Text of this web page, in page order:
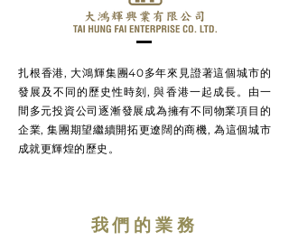
扎根香港, 大鴻輝集團40多年來見證著這個城市的
發展及不同的歷史性時刻, 與香港一起成長。由一
間多元投資公司逐漸發展成為擁有不同物業項目的
企業, 集團期望繼續開拓更遼闊的商機, 為這個城市
成就更輝煌的歷史。
我們的業務